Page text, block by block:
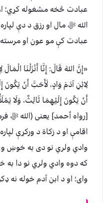
عبادت څخه مشغوله کړي؛
الله ﷻ مال او رزق د دې
عبادت کې مو عون او
«إِنَّ اللهَ قَالَ: إِنَّا أَنْزَلْنَا
لِابْنِ آدَمَ وَادٍ، لَأَحَبَّ أَنْ يَكُونَ
أَنْ يَكُونَ إِلَيْهِمَا ثَالِثٌ، وَلَا
[رواه أحمد] یعنی (الله ﷻ
اقامې او د زکاة د ورکړې
وادي ولري نو دی به خوښ
که دوه وادي ولري نو دا
وای؛ او د ابن آدم خوله نه